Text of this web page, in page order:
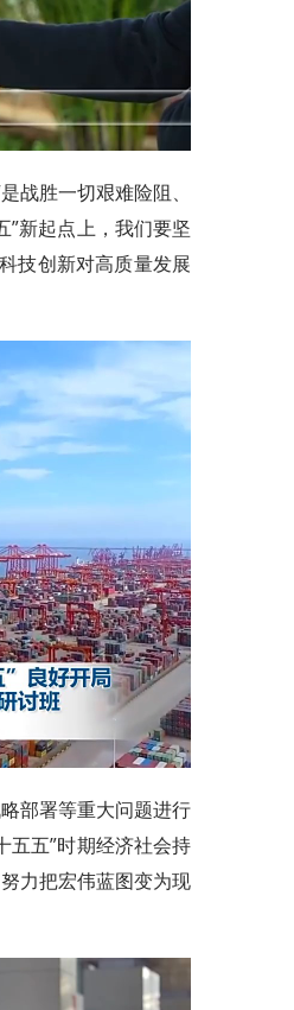
战胜一切艰难险阻、
”新起点上，我们要坚
技创新对高质量发展
部署等重大问题进行
五五”时期经济社会持
力把宏伟蓝图变为现